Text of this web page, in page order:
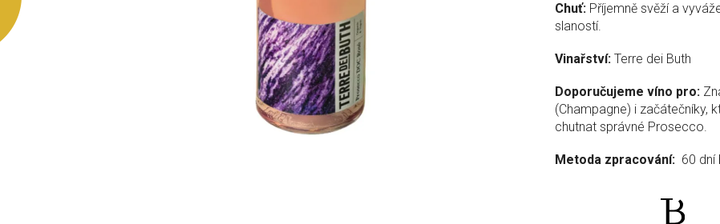
Chuť: Příjemně svěží a
slaností.
Vinařství: Terre dei Buth
Doporučujeme víno pro:
(Champagne) i začátečníky,
chutnat správné Prosecco.
Metoda zpracování: 60 dní